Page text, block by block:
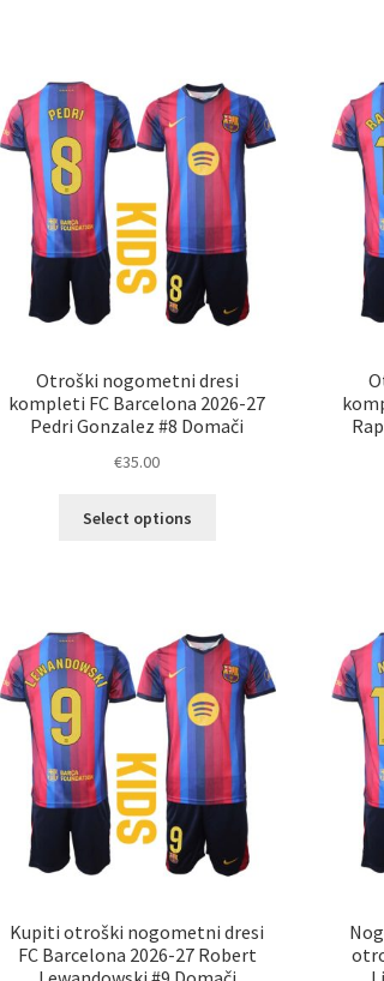
Možnosti
lahko
izberete
na
strani
izdelka
Otroški nogometni dresi
kompleti FC Barcelona 2026-27
Pedri Gonzalez #8 Domači
€35.00
Select options
Možnosti
lahko
izberete
na
strani
izdelka
Kupiti otroški nogometni dresi
FC Barcelona 2026-27 Robert